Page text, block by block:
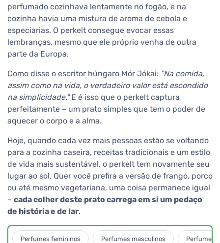
perfumado cozinhava lentamente no fogão, e na
cozinha havia uma mistura de aroma de cebola e
especiarias. O perkelt consegue evocar essas
lembranças, mesmo que ele próprio venha de outra
parte da Europa.
Como disse o escritor húngaro Mór Jókai: "Na comida,
assim como na vida, o verdadeiro valor está escondido
na simplicidade."E é isso que o perkelt captura
perfeitamente – um prato simples que tem o poder de
aquecer o corpo e a alma.
Hoje, quando cada vez mais pessoas estão se voltando
para a cozinha caseira, receitas tradicionais e um estilo
de vida mais sustentável, o perkelt tem novamente seu
lugar ao sol. Quer você prefira a versão de frango, porco
ou até mesmo vegetariana, uma coisa permanece igual
– cada colher deste prato carrega em si um pedaço
de história e de lar.
Perfumes femininos Perfumes masculinos Perfumes